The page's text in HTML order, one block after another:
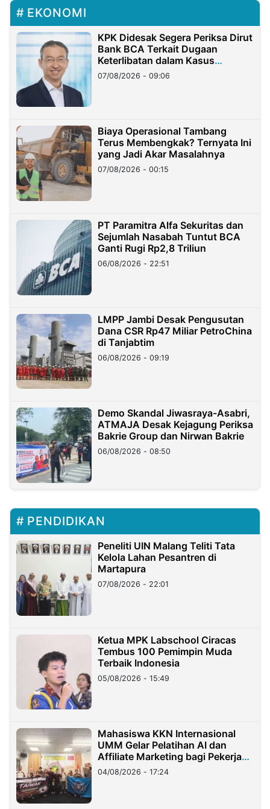
EKONOMI
KPK Didesak Segera Periksa Dirut
Bank BCA Terkait Dugaan
Keterlibatan dalam Kasus
Hilangnya Dana Nasabah Rp2,58
Miliar
07/08/2026 - 09:06
Biaya Operasional Tambang
Terus Membengkak? Ternyata Ini
yang Jadi Akar Masalahnya
07/08/2026 - 00:15
PT Paramitra Alfa Sekuritas dan
Sejumlah Nasabah Tuntut BCA
Ganti Rugi Rp2,8 Triliun
06/08/2026 - 22:51
LMPP Jambi Desak Pengusutan
Dana CSR Rp47 Miliar PetroChina
di Tanjabtim
06/08/2026 - 09:19
Demo Skandal Jiwasraya-Asabri,
ATMAJA Desak Kejagung Periksa
Bakrie Group dan Nirwan Bakrie
06/08/2026 - 08:50
PENDIDIKAN
Peneliti UIN Malang Teliti Tata
Kelola Lahan Pesantren di
Martapura
07/08/2026 - 22:01
Ketua MPK Labschool Ciracas
Tembus 100 Pemimpin Muda
Terbaik Indonesia
05/08/2026 - 15:49
Mahasiswa KKN Internasional
UMM Gelar Pelatihan AI dan
Affiliate Marketing bagi Pekerja
Migran Indonesia di Taiwan
04/08/2026 - 17:24